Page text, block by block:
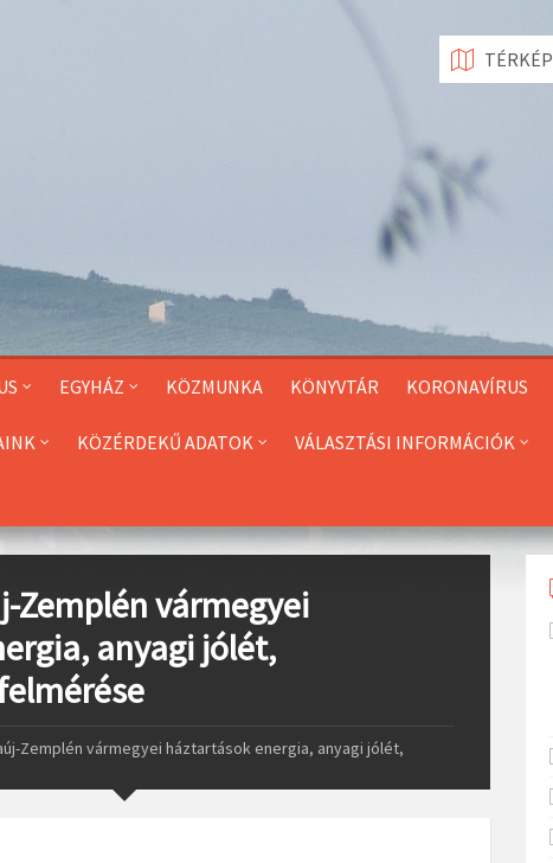
EGYHÁZ KÖZMUNKA KÖNYVTÁR KORONAVÍRUS
KÖZÉRDEKŰ ADATOK VÁLASZTÁSI INFORMÁCIÓK
TÉRKÉP
Zemplén vármegyei
anyagi jólét,
Zemplén vármegyei háztartások energia, anyagi jólét,